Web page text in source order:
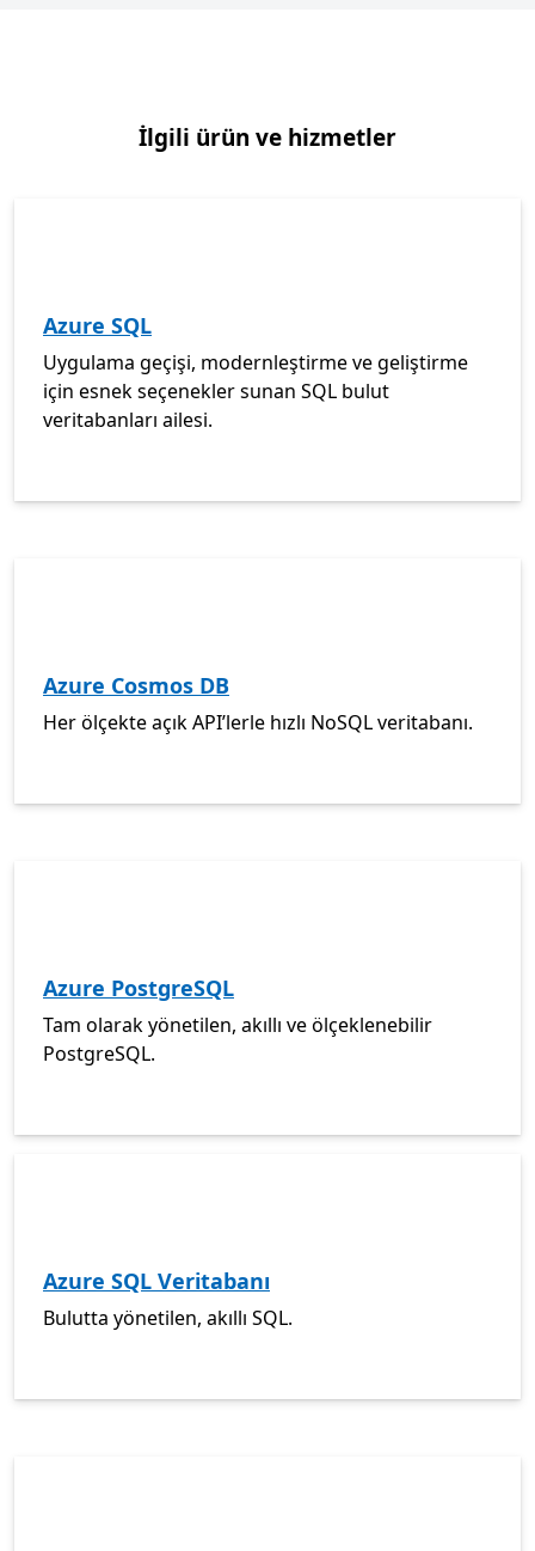
İlgili ürün ve hizmetler
Azure SQL
Uygulama geçişi, modernleştirme ve geliştirme
için esnek seçenekler sunan SQL bulut
veritabanları ailesi.
Azure Cosmos DB
Her ölçekte açık API’lerle hızlı NoSQL veritabanı.
Azure PostgreSQL
Tam olarak yönetilen, akıllı ve ölçeklenebilir
PostgreSQL.
Azure SQL Veritabanı
Bulutta yönetilen, akıllı SQL.